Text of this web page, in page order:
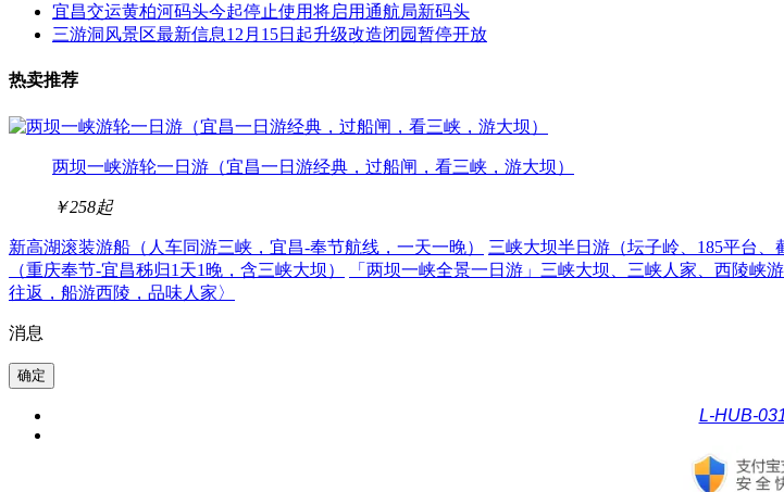
宜昌交运黄柏河码头今起停止使用将启用通航局新码头
三游洞风景区最新信息12月15日起升级改造闭园暂停开放
热卖推荐
两坝一峡游轮一日游（宜昌一日游经典，过船闸，看三峡，游大坝）
￥258起
新高湖滚装游船（人车同游三峡，宜昌-奉节航线，一天一晚） 三峡大坝半日游（坛子岭、185平台、
（重庆奉节-宜昌秭归1天1晚，含三峡大坝）
「两坝一峡全景一日游」三峡大坝、三峡人家、西陵峡
往返，船游西陵，品味人家〉
消息
L-HUB-